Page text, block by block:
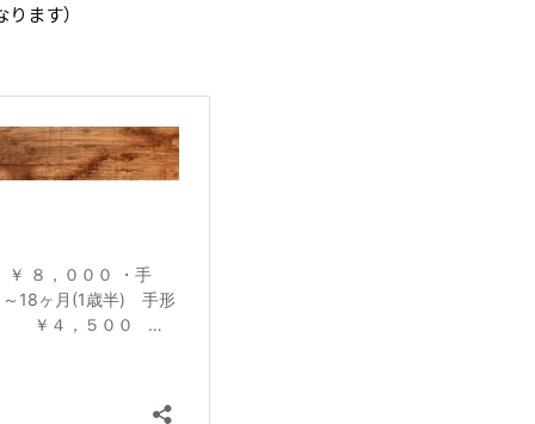
ます）